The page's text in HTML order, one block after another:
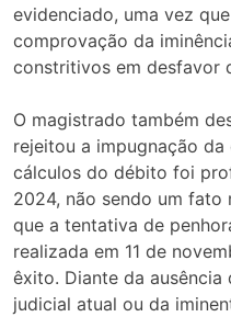
evidenciado, uma vez
comprovação da
constritivos em desfavor
O magistrado também
rejeitou a impugnação
cálculos do débito foi
2024, não sendo um fato
que a tentativa de
realizada em 11 de
êxito. Diante da
judicial atual ou da